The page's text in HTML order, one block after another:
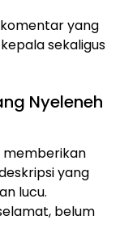
yang
sekaligus
Nyeleneh
memberikan
yang
lucu.
belum